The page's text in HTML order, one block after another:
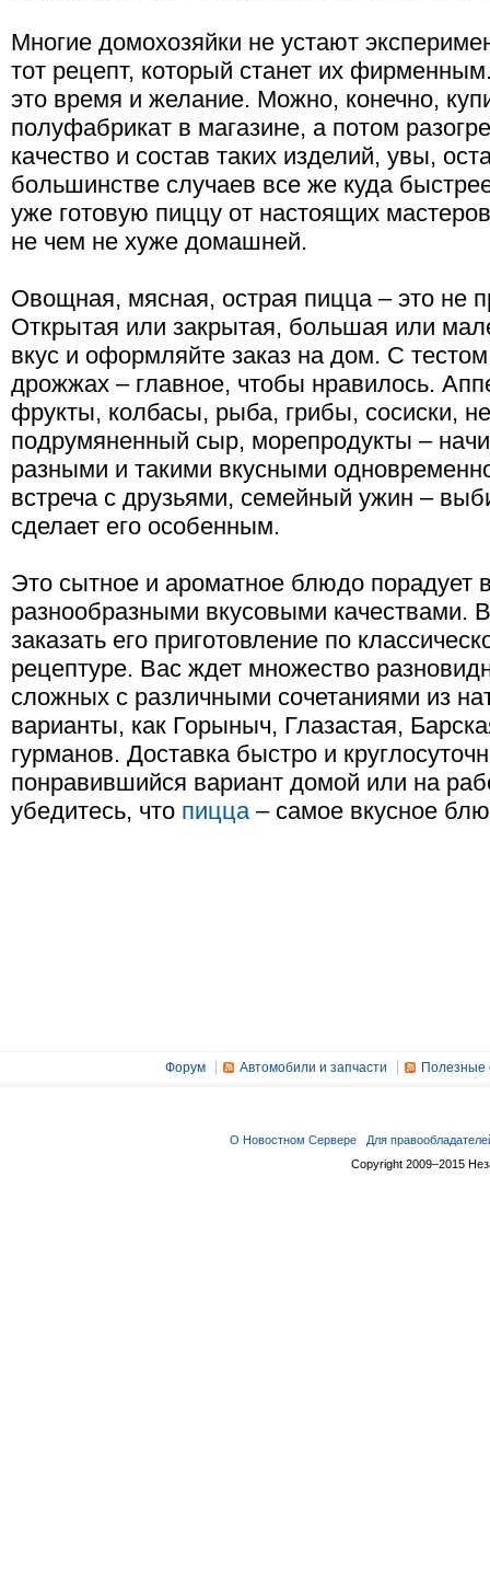
Многие домохозяйки не устают
тот рецепт, который станет их
это время и желание. Можно, конечно,
полуфабрикат в магазине, а потом
качество и состав таких изделий, увы,
большинстве случаев все же куда
уже готовую пиццу от настоящих
не чем не хуже домашней.
Овощная, мясная, острая пицца – это не
Открытая или закрытая, большая или
вкус и оформляйте заказ на дом. С
дрожжах – главное, чтобы нравилось.
фрукты, колбасы, рыба, грибы, сосиски,
подрумяненный сыр, морепродукты –
разными и такими вкусными
встреча с друзьями, семейный ужин –
сделает его особенным.
Это сытное и ароматное блюдо порадует
разнообразными вкусовыми качествами.
заказать его приготовление по
рецептуре. Вас ждет множество
сложных с различными сочетаниями из
варианты, как Горыныч, Глазастая,
гурманов. Доставка быстро и
понравившийся вариант домой или на
убедитесь, что пицца– самое вкусное
Форум Автомобили и запчасти Полезные
О Новостном Сервере
Для
Copyright 2009–2015